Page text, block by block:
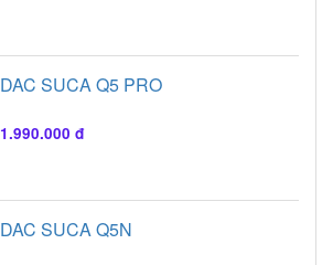
DAC SUCA Q5 PRO
1.990.000 đ
DAC SUCA Q5N